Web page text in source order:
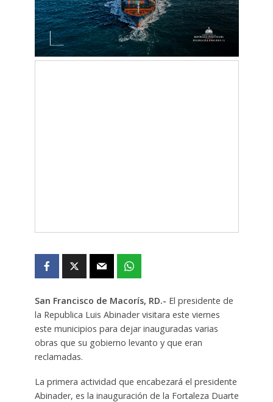
San Francisco de Macorís, RD.- El presidente de
la Republica Luis Abinader visitara este viernes
este municipios para dejar inauguradas varias
obras que su gobierno levanto y que eran
reclamadas.
La primera actividad que encabezará el presidente
Abinader, es la inauguración de la Fortaleza Duarte